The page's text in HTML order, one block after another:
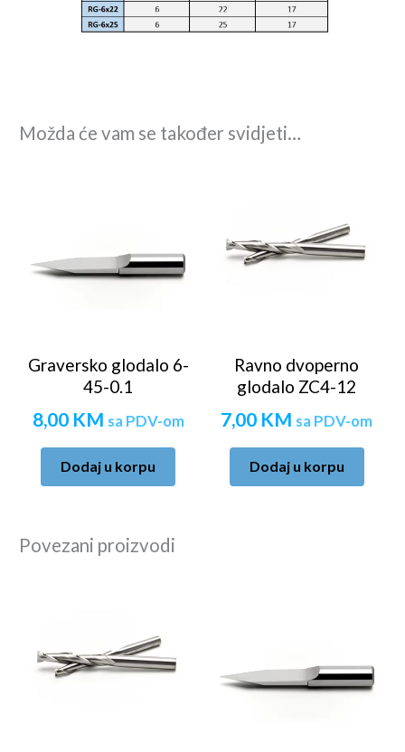
Možda će vam se također svidjeti…
Graversko glodalo 6-
45-0.1
8,00 KM sa PDV-om
Dodaj u korpu
Ravno dvoperno
glodalo ZC4-12
7,00 KM sa PDV-om
Dodaj u korpu
Povezani proizvodi